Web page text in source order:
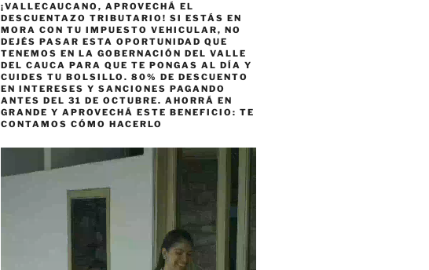
¡VALLECAUCANO, APROVECHÁ EL
DESCUENTAZO TRIBUTARIO! SI ESTÁS EN
MORA CON TU IMPUESTO VEHICULAR, NO
DEJÉS PASAR ESTA OPORTUNIDAD QUE
TENEMOS EN LA GOBERNACIÓN DEL VALLE
DEL CAUCA PARA QUE TE PONGAS AL DÍA Y
CUIDES TU BOLSILLO. 80% DE DESCUENTO
EN INTERESES Y SANCIONES PAGANDO
ANTES DEL 31 DE OCTUBRE. AHORRÁ EN
GRANDE Y APROVECHÁ ESTE BENEFICIO: TE
CONTAMOS CÓMO HACERLO
de